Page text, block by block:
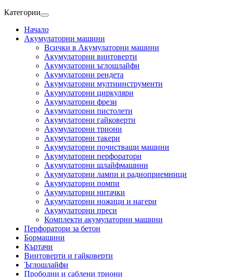
Категории
Начало
Акумулаторни машини
Всички в Акумулаторни машини
Акумулаторни винтоверти
Акумулаторни ъглошлайфи
Акумулаторни рендета
Акумулаторни мултиинструменти
Акумулаторни циркуляри
Акумулаторни фрези
Акумулаторни пистолети
Акумулаторни гайковерти
Акумулаторни триони
Акумулаторни такери
Акумулаторни почистващи машини
Акумулаторни перфоратори
Акумулаторни шлайфмашини
Акумулаторни лампи и радиоприемници
Акумулаторни помпи
Акумулаторни нитачки
Акумулаторни ножици и нагери
Акумулаторни преси
Комплекти акумулаторни машини
Перфоратори за бетон
Бормашини
Къртачи
Винтоверти и гайковерти
Ъглошлайфи
Прободни и саблени триони